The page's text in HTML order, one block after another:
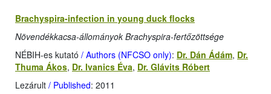
Brachyspira-infection in young duck flocks
Növendékkacsa-állományok Brachyspira-fertőzöttsége
NÉBIH-es kutató / Authors (NFCSO only): Dr. Dán Ádám, Dr.
Thuma Ákos, Dr. Ivanics Éva, Dr. Glávits Róbert
Lezárult / Published: 2011